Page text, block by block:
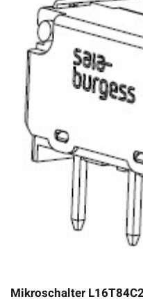
Mikroschalter